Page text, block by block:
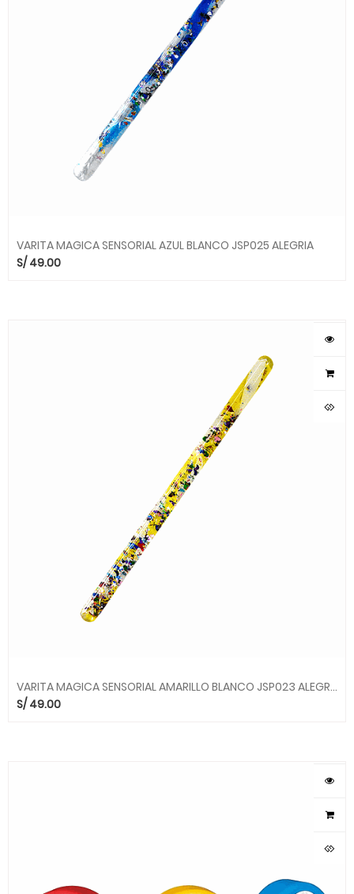
VARITA MAGICA SENSORIAL AZUL BLANCO JSP025 ALEGRIA
S/ 49.00
VARITA MAGICA SENSORIAL AMARILLO BLANCO JSP023 ALEGRIA
S/ 49.00